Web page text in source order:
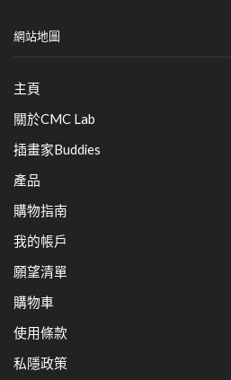
網站地圖
主頁
關於CMC Lab
插畫家Buddies
產品
購物指南
我的帳戶
願望清單
購物車
使用條款
私隱政策